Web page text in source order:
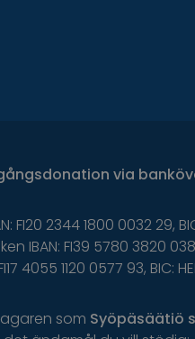
via
FI20 2344 1800 0032 29,
IBAN: FI39 5780 3820
4055 1120 0577 93, BIC:
som Syöpäsäätiö